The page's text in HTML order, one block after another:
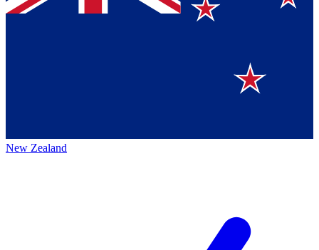
New Zealand